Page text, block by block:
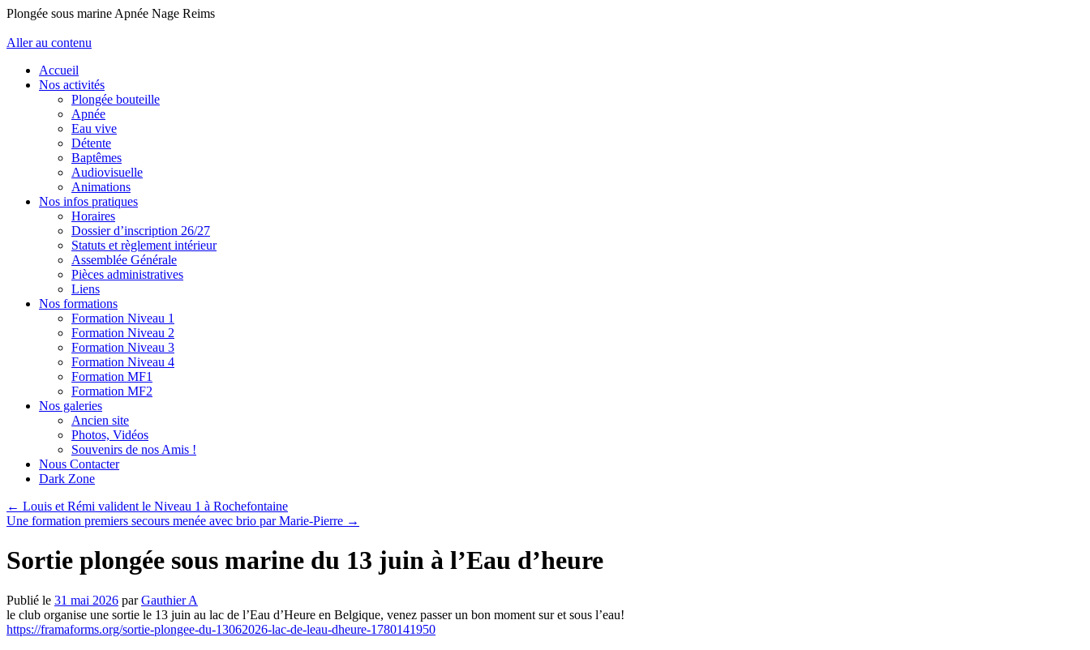
Plongée sous marine Apnée Nage Reims
Aller au contenu
Accueil
Nos activités
Plongée bouteille
Apnée
Eau vive
Détente
Baptêmes
Audiovisuelle
Animations
Nos infos pratiques
Horaires
Dossier d’inscription 26/27
Statuts et règlement intérieur
Assemblée Générale
Pièces administratives
Liens
Nos formations
Formation Niveau 1
Formation Niveau 2
Formation Niveau 3
Formation Niveau 4
Formation MF1
Formation MF2
Nos galeries
Ancien site
Photos, Vidéos
Souvenirs de nos Amis !
Nous Contacter
Dark Zone
← Louis et Rémi valident le Niveau 1 à Rochefontaine
Une formation premiers secours menée avec brio par Marie-Pierre →
Sortie plongée sous marine du 13 juin à l’Eau d’heure
Publié le 31 mai 2026 par Gauthier A
le club organise une sortie le 13 juin au lac de l’Eau d’Heure en Belgique, venez passer un bon moment sur et sous l’eau!
https://framaforms.org/sortie-plongee-du-13062026-lac-de-leau-dheure-1780141950